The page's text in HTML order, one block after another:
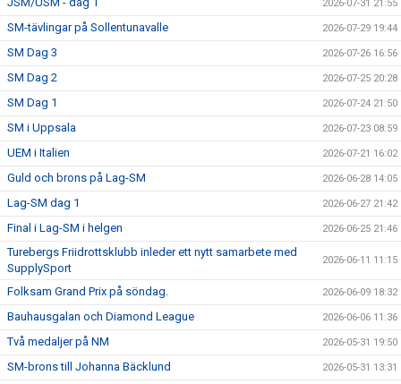
2026-07-31 21:55
SM-tävlingar på Sollentunavalle 2026-07-29 19:44
SM Dag 3 2026-07-26 16:56
SM Dag 2 2026-07-25 20:28
SM Dag 1 2026-07-24 21:50
SM i Uppsala 2026-07-23 08:59
UEM i Italien 2026-07-21 16:02
Guld och brons på Lag-SM 2026-06-28 14:05
Lag-SM dag 1 2026-06-27 21:42
Final i Lag-SM i helgen 2026-06-25 21:46
Turebergs Friidrottsklubb inleder ett nytt samarbete med
SupplySport
2026-06-11 11:15
Folksam Grand Prix på söndag. 2026-06-09 18:32
Bauhausgalan och Diamond League 2026-06-06 11:36
Två medaljer på NM 2026-05-31 19:50
SM-brons till Johanna Bäcklund 2026-05-31 13:31